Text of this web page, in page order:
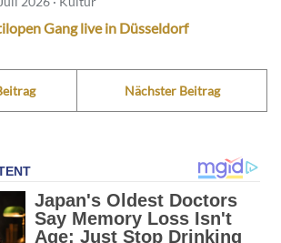
Gang live in Düsseldorf
Nächster Beitrag